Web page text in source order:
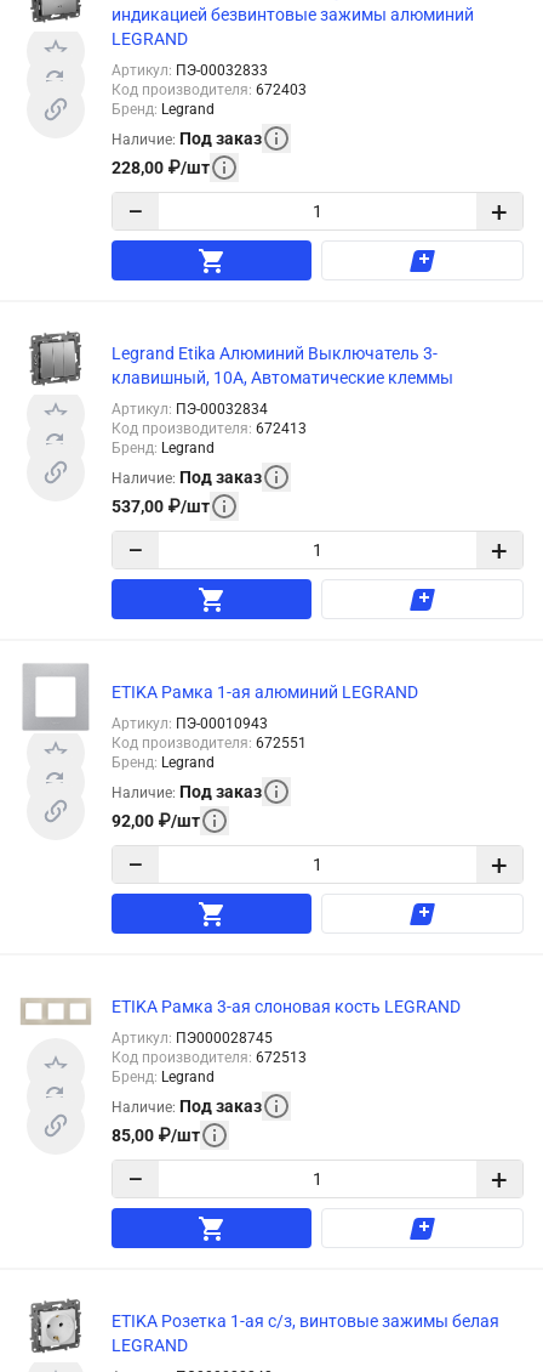
индикацией безвинтовые зажимы алюминий
LEGRAND
Артикул: ПЭ-00032833
Код производителя: 672403
Бренд: Legrand
Наличие: Под заказ
228,00 ₽/шт
− +
Legrand Etika Алюминий Выключатель 3-
клавишный, 10А, Автоматические клеммы
Артикул: ПЭ-00032834
Код производителя: 672413
Бренд: Legrand
Наличие: Под заказ
537,00 ₽/шт
− +
ETIKA Рамка 1-ая алюминий LEGRAND
Артикул: ПЭ-00010943
Код производителя: 672551
Бренд: Legrand
Наличие: Под заказ
92,00 ₽/шт
− +
ETIKA Рамка 3-ая слоновая кость LEGRAND
Артикул: ПЭ000028745
Код производителя: 672513
Бренд: Legrand
Наличие: Под заказ
85,00 ₽/шт
− +
ETIKA Розетка 1-ая с/з, винтовые зажимы белая
LEGRAND